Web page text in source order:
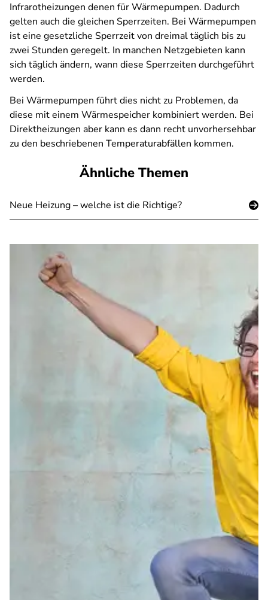
Infrarotheizungen denen für Wärmepumpen. Dadurch
gelten auch die gleichen Sperrzeiten. Bei Wärmepumpen
ist eine gesetzliche Sperrzeit von dreimal täglich bis zu
zwei Stunden geregelt. In manchen Netzgebieten kann
sich täglich ändern, wann diese Sperrzeiten durchgeführt
werden.
Bei Wärmepumpen führt dies nicht zu Problemen, da
diese mit einem Wärmespeicher kombiniert werden. Bei
Direktheizungen aber kann es dann recht unvorhersehbar
zu den beschriebenen Temperaturabfällen kommen.
Ähnliche Themen
Neue Heizung – welche ist die Richtige?